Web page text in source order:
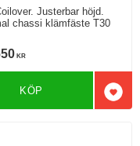
Justerbar höjd.
chassi klämfäste T30
KR
KÖP